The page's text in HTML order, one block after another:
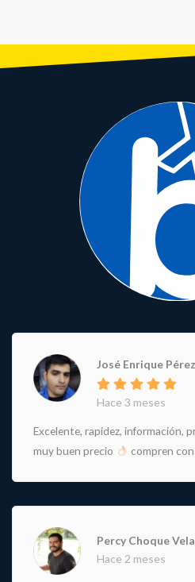
José Enrique
Hace 3 meses
Excelente, rapidez, información,
muy buen precio
compren
Percy Choque
Hace 2 meses